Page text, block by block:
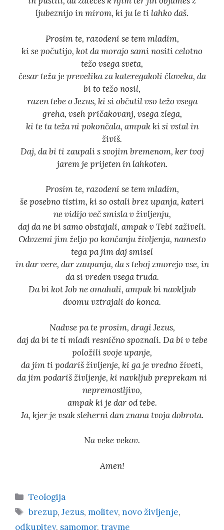
ljubeznijo in mirom, ki ju le ti lahko daš.
Prosim te, razodeni se tem mladim,
ki se počutijo, kot da morajo sami nositi celotno
težo vsega sveta,
česar teža je prevelika za kateregakoli človeka, da
bi to težo nosil,
razen tebe o Jezus, ki si občutil vso težo vsega
greha, vseh pričakovanj, vsega zlega,
ki te ta teža ni pokončala, ampak ki si vstal in
živiš.
Daj, da bi ti zaupali s svojim bremenom, ker tvoj
jarem je prijeten in lahkoten.
Prosim te, razodeni se tem mladim,
še posebno tistim, ki so ostali brez upanja, kateri
ne vidijo več smisla v življenju,
daj da ne bi samo obstajali, ampak v Tebi zaživeli.
Odvzemi jim željo po končanju življenja, namesto
tega pa jim daj smisel
in dar vere, dar zaupanja, da s teboj zmorejo vse, in
da si vreden vsega truda.
Da bi kot Job ne omahali, ampak bi navkljub
dvomu vztrajali do konca.
Nadvse pa te prosim, dragi Jezus,
daj da bi te tí mladi resnično spoznali. Da bi v tebe
položili svoje upanje,
da jim ti podariš življenje, ki ga je vredno živeti,
da jim podariš življenje, ki navkljub preprekam ni
nepremostljivo,
ampak ki je dar od tebe.
Ja, kjer je vsak sleherni dan znana tvoja dobrota.
Na veke vekov.
Amen!
Categories
Teologija
Tags
brezup,Jezus,molitev,novo življenje,
odkupitev, samomor, travme